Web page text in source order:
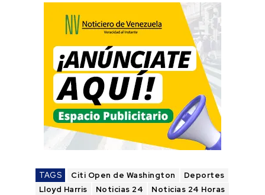
TAGS Citi Open de Washington
Deportes
Lloyd Harris
Noticias 24
Noticias 24 Horas